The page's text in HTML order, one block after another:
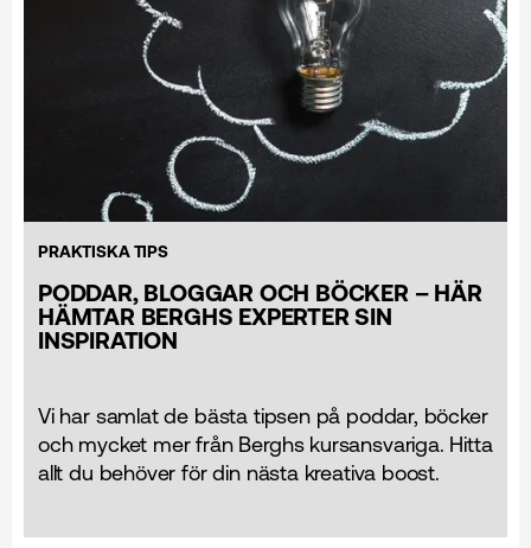
PRAKTISKA TIPS
PODDAR, BLOGGAR OCH BÖCKER – HÄR
HÄMTAR BERGHS EXPERTER SIN
INSPIRATION
Vi har samlat de bästa tipsen på poddar, böcker
och mycket mer från Berghs kursansvariga. Hitta
allt du behöver för din nästa kreativa boost.